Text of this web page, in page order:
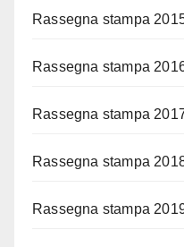
Rassegna stampa
Rassegna stampa
Rassegna stampa
Rassegna stampa
Rassegna stampa